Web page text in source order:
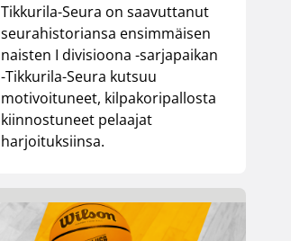
Tikkurila-Seura on saavuttanut
seurahistoriansa ensimmäisen
naisten I divisioona -sarjapaikan
-Tikkurila-Seura kutsuu
motivoituneet, kilpakoripallosta
kiinnostuneet pelaajat
harjoituksiinsa.